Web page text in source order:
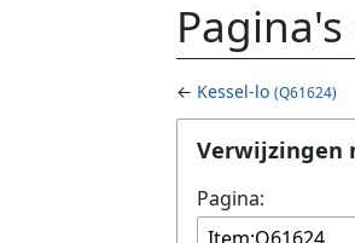
← Kessel-lo (Q61624)
Ga naar:navigatie,
Verwijzingen
Pagina: